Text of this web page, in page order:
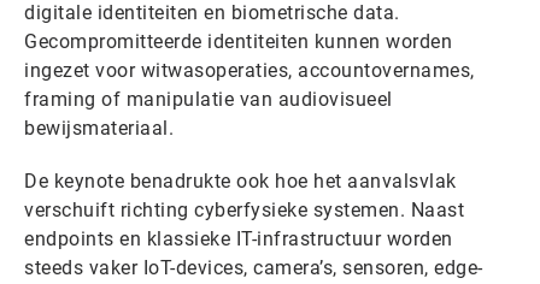
digitale identiteiten en biometrische data.
Gecompromitteerde identiteiten kunnen worden
ingezet voor witwasoperaties, accountovernames,
framing of manipulatie van audiovisueel
bewijsmateriaal.
De keynote benadrukte ook hoe het aanvalsvlak
verschuift richting cyberfysieke systemen. Naast
endpoints en klassieke IT-infrastructuur worden
steeds vaker IoT-devices, camera’s, sensoren, edge-